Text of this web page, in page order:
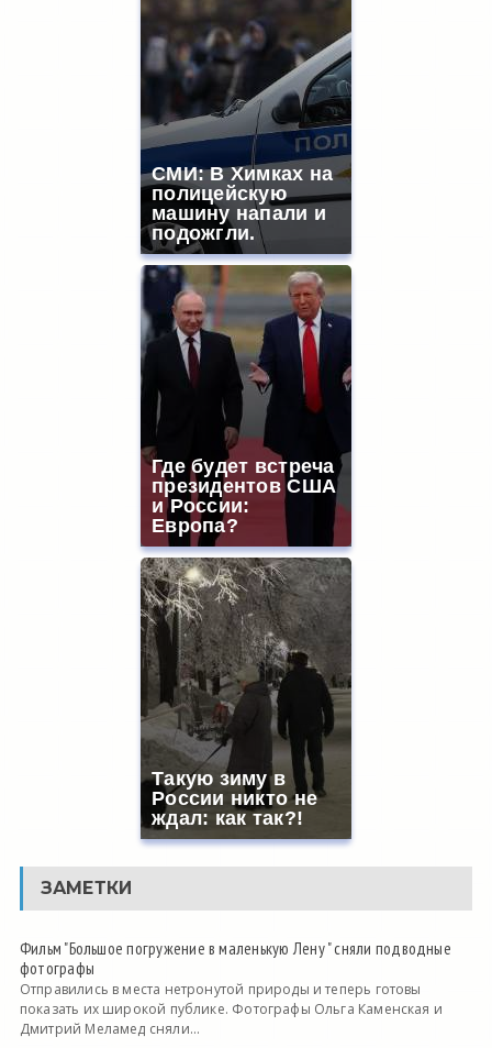
СМИ: В Химках на
полицейскую
машину напали и
подожгли.
Где будет встреча
президентов США
и России:
Европа?
Такую зиму в
России никто не
ждал: как так?!
ЗАМЕТКИ
Фильм "Большое погружение в маленькую Лену " сняли подводные
фотографы
Отправились в места нетронутой природы и теперь готовы
показать их широкой публике. Фотографы Ольга Каменская и
Дмитрий Меламед сняли...